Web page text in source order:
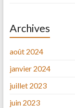
Archives
août 2024
janvier 2024
juillet 2023
juin 2023